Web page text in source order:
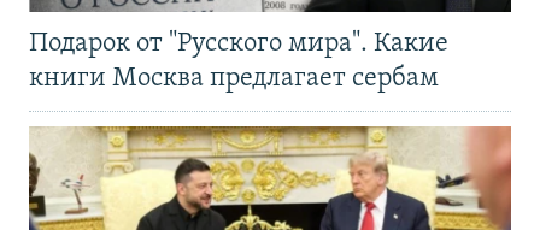
Подарок от "Русского мира". Какие
книги Москва предлагает сербам